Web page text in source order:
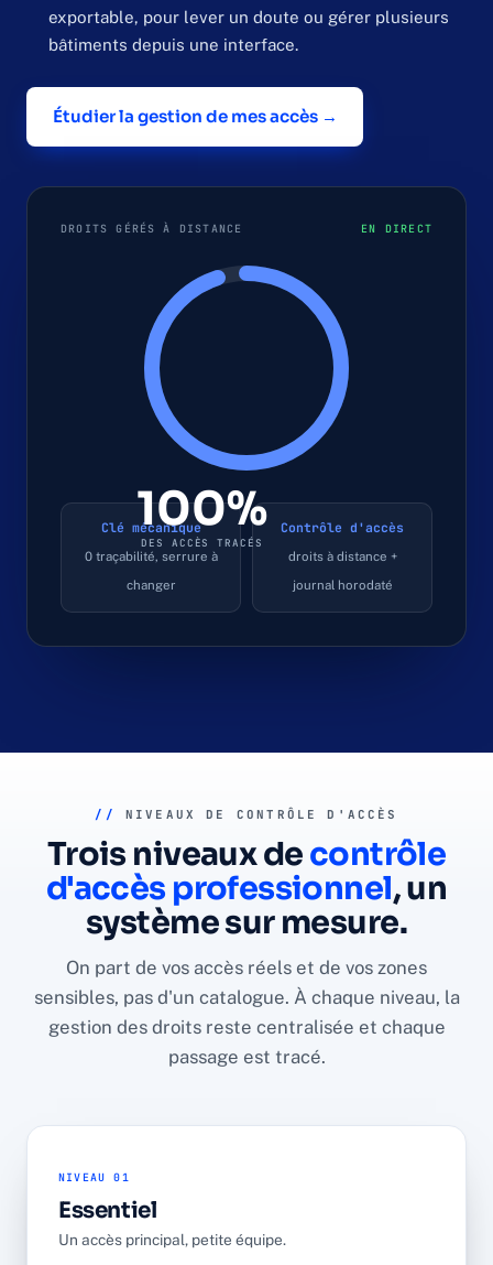
exportable, pour lever un doute ou gérer plusieurs
bâtiments depuis une interface.
Étudier la gestion de mes accès →
DROITS GÉRÉS À DISTANCE EN DIRECT
100%
DES ACCÈS TRACÉS
Clé mécanique
0 traçabilité, serrure à
changer
Contrôle d'accès
droits à distance +
journal horodaté
// NIVEAUX DE CONTRÔLE D'ACCÈS
Trois niveaux decontrôle
d'accès professionnel, un
système sur mesure.
On part de vos accès réels et de vos zones
sensibles, pas d'un catalogue. À chaque niveau, la
gestion des droits reste centralisée et chaque
passage est tracé.
NIVEAU 01
Essentiel
Un accès principal, petite équipe.